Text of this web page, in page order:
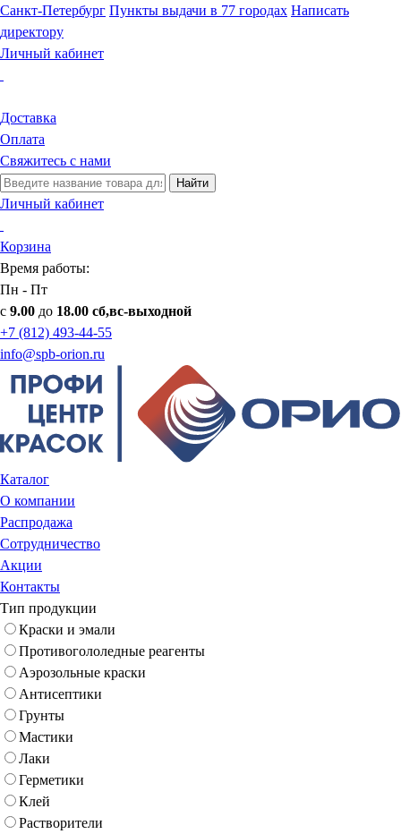
Санкт-Петербург Пункты выдачи в 77 городах Написать
директору
Личный кабинет
Доставка
Оплата
Свяжитесь с нами
Найти
Личный кабинет
Корзина
Время работы:
Пн - Пт
с 9.00 до 18.00 сб,вс-выходной
+7 (812) 493-44-55
info@spb-orion.ru
Каталог
О компании
Распродажа
Сотрудничество
Акции
Контакты
Тип продукции
Краски и эмали
Противогололедные реагенты
Аэрозольные краски
Антисептики
Грунты
Мастики
Лаки
Герметики
Клей
Растворители